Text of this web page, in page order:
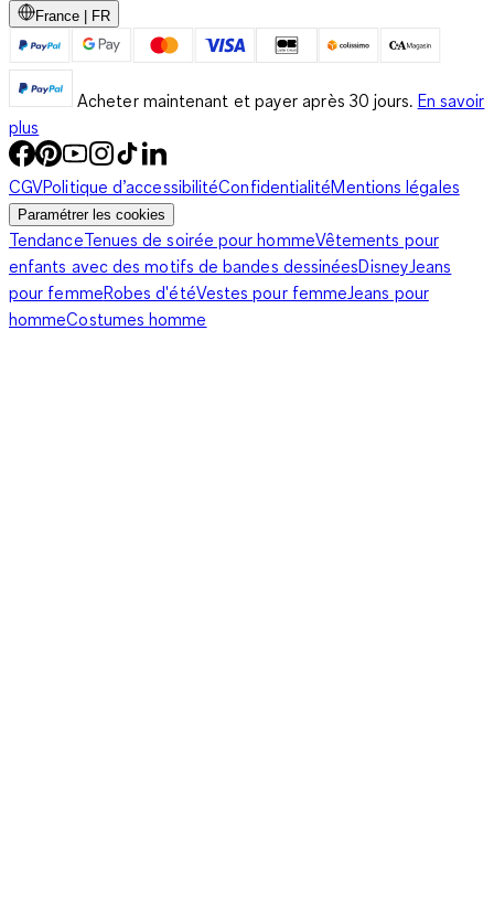
France | FR
Acheter maintenant et payer après 30 jours. En savoir
plus
CGVPolitique d’accessibilitéConfidentialitéMentions légales
Paramétrer les cookies
TendanceTenues de soirée pour hommeVêtements pour
enfants avec des motifs de bandes dessinéesDisneyJeans
pour femmeRobes d'étéVestes pour femmeJeans pour
hommeCostumes homme